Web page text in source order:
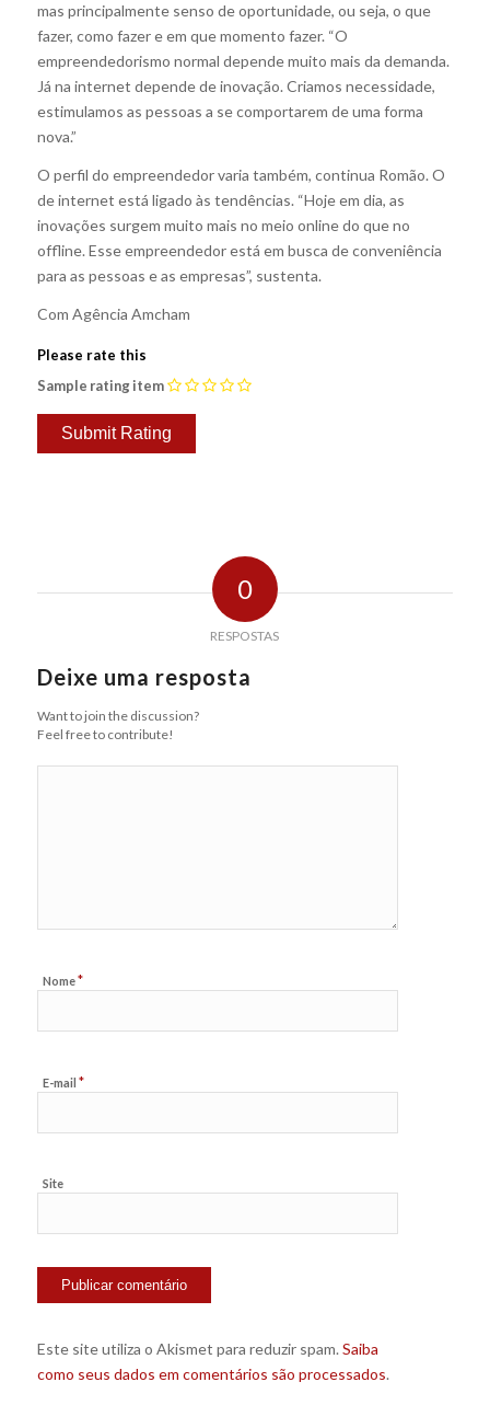
mas principalmente senso de oportunidade, ou seja, o que
fazer, como fazer e em que momento fazer. “O
empreendedorismo normal depende muito mais da demanda.
Já na internet depende de inovação. Criamos necessidade,
estimulamos as pessoas a se comportarem de uma forma
nova.”
O perfil do empreendedor varia também, continua Romão. O
de internet está ligado às tendências. “Hoje em dia, as
inovações surgem muito mais no meio online do que no
offline. Esse empreendedor está em busca de conveniência
para as pessoas e as empresas”, sustenta.
Com Agência Amcham
Please rate this
Sample rating item
0
RESPOSTAS
Deixe uma resposta
Want to join the discussion?
Feel free to contribute!
Nome*
E-mail *
Site
Este site utiliza o Akismet para reduzir spam. Saiba
como seus dados em comentários são processados.